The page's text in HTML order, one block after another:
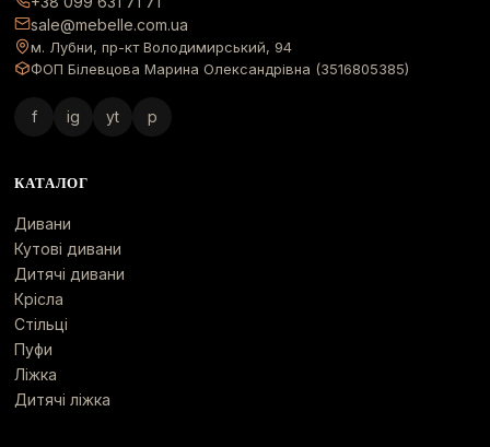
sale@mebelle.com.ua
м. Лубни, пр-кт Володимирський, 94
ФОП Білевцова Марина Олександрівна (3516805385)
f ig yt p
КАТАЛОГ
Дивани
Кутові дивани
Дитячі дивани
Крісла
Стільці
Пуфи
Ліжка
Дитячі ліжка